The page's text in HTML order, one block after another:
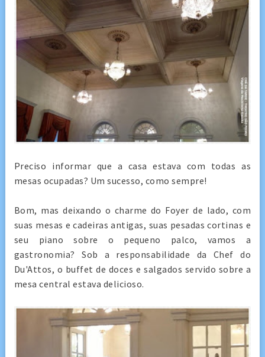
Preciso informar que a casa estava com todas as
mesas ocupadas? Um sucesso, como sempre!
Bom, mas deixando o charme do Foyer de lado, com
suas mesas e cadeiras antigas, suas pesadas cortinas e
seu piano sobre o pequeno palco, vamos a
gastronomia? Sob a responsabilidade da Chef do
Du'Attos, o buffet de doces e salgados servido sobre a
mesa central estava delicioso.